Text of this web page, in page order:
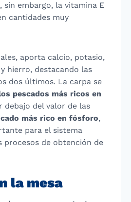
sin embargo, la vitamina E
cantidades muy
aporta calcio, potasio,
hierro, destacando las
dos últimos. La carpa se
pescados más ricos en
debajo del valor de las
más rico en fósforo,
para el sistema
procesos de obtención de
la mesa